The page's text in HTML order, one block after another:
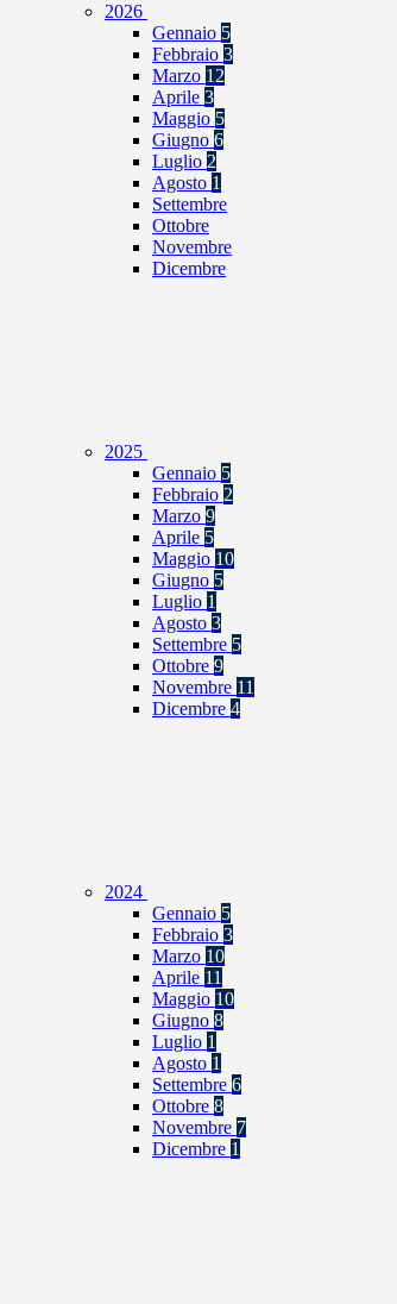
2026
Gennaio 5
Febbraio 3
Marzo 12
Aprile 3
Maggio 5
Giugno 6
Luglio 2
Agosto 1
Settembre
Ottobre
Novembre
Dicembre
2025
Gennaio 5
Febbraio 2
Marzo 9
Aprile 5
Maggio 10
Giugno 5
Luglio 1
Agosto 3
Settembre 5
Ottobre 9
Novembre 11
Dicembre 4
2024
Gennaio 5
Febbraio 3
Marzo 10
Aprile 11
Maggio 10
Giugno 8
Luglio 1
Agosto 1
Settembre 6
Ottobre 8
Novembre 7
Dicembre 1